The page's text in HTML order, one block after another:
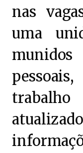
nas
uma